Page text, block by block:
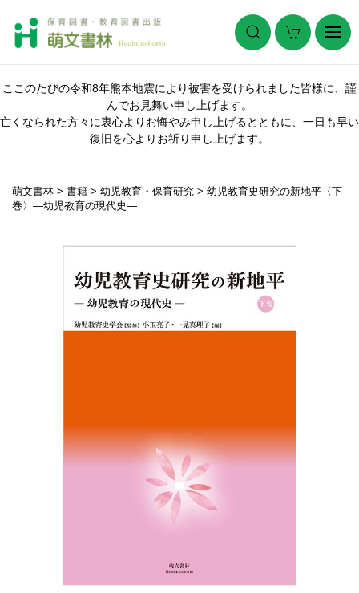
ここのたびの令和8年熊本地震により被害を受けられました皆様に、謹
んでお見舞い申し上げます。
亡くなられた方々に衷心よりお悔やみ申し上げるとともに、一日も早い
復旧を心よりお祈り申し上げます。
萌文書林 > 書籍 > 幼児教育・保育研究 > 幼児教育史研究の新地平〈下
巻〉―幼児教育の現代史―